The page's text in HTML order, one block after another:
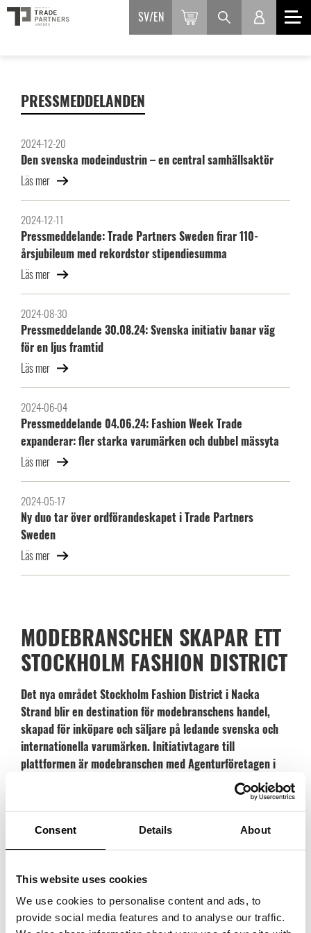
Consent Details About
This website uses cookies
We use cookies to personalise content and ads, to
provide social media features and to analyse our traffic.
SV EN
PRESSMEDDELANDEN
2024-12-20
Den svenska modeindustrin – en central samhällsaktör
Läs mer
2024-12-11
Pressmeddelande: Trade Partners Sweden firar 110-
årsjubileum med rekordstor stipendiesumma
Läs mer
2024-08-30
Pressmeddelande 30.08.24: Svenska initiativ banar väg
för en ljus framtid
Läs mer
2024-06-04
Pressmeddelande 04.06.24: Fashion Week Trade
expanderar: fler starka varumärken och dubbel mässyta
Läs mer
2024-05-17
Ny duo tar över ordförandeskapet i Trade Partners
Sweden
Läs mer
MODEBRANSCHEN SKAPAR ETT
STOCKHOLM FASHION DISTRICT
Det nya området Stockholm Fashion District i Nacka
Strand blir en destination för modebranschens handel,
skapad för inköpare och säljare på ledande svenska och
internationella varumärken. Initiativtagare till
plattformen är modebranschen med Agenturföretagen i
ett nära samarbete med fastighetsägaren Carlyle Group.
Agenturföretagen är ett starkt nätverk med över hundra
års erfarenhet av internationell handel.
stärka Stockholm som modestad, berättar
Agenturföretagen.
– Agenturföretagen har erfarenhet, engagemang och känner stor